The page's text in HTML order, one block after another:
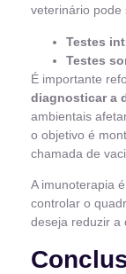
veterinário pode
Testes
Testes
É importante
diagnosticar a
ambientais
o objetivo é
chamada de
A imunoterapia
controlar o
deseja reduzir a